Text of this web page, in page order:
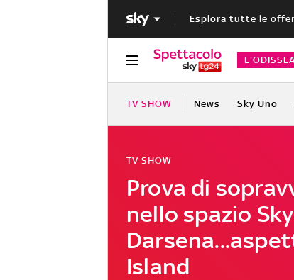
Esplora tutte le
TV SHOW News Sky Uno
Prova di
nello spazio Sky
Island
TV SHOW